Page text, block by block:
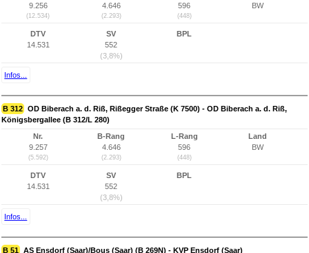
9.256
(12.534)
4.646
(2.293)
596
(448)
BW
DTV
14.531
SV
552
(3,8%)
BPL
Infos...
B 312 OD Biberach a. d. Riß, Rißegger Straße (K 7500) - OD Biberach a. d. Riß,
Königsbergallee (B 312/L 280)
Nr.
9.257
(5.592)
B-Rang
4.646
(2.293)
L-Rang
596
(448)
Land
BW
DTV
14.531
SV
552
(3,8%)
BPL
Infos...
B 51 AS Ensdorf (Saar)/Bous (Saar) (B 269N) - KVP Ensdorf (Saar)